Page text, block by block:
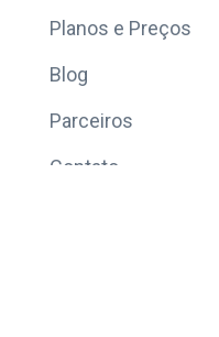
Planos e Preços
Blog
Parceiros
Contato